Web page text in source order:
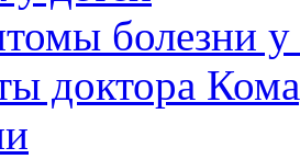
болезни у
доктора